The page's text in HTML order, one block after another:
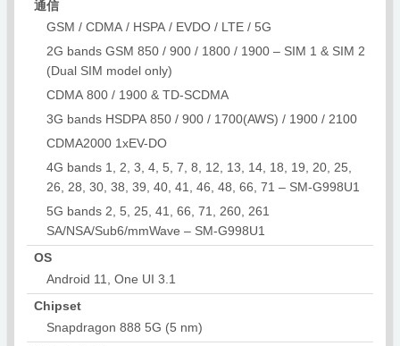
通信
GSM / CDMA / HSPA / EVDO / LTE / 5G
2G bands GSM 850 / 900 / 1800 / 1900 – SIM 1 & SIM 2
(Dual SIM model only)
CDMA 800 / 1900 & TD-SCDMA
3G bands HSDPA 850 / 900 / 1700(AWS) / 1900 / 2100
CDMA2000 1xEV-DO
4G bands 1, 2, 3, 4, 5, 7, 8, 12, 13, 14, 18, 19, 20, 25,
26, 28, 30, 38, 39, 40, 41, 46, 48, 66, 71 – SM-G998U1
5G bands 2, 5, 25, 41, 66, 71, 260, 261
SA/NSA/Sub6/mmWave – SM-G998U1
OS
Android 11, One UI 3.1
Chipset
Snapdragon 888 5G (5 nm)